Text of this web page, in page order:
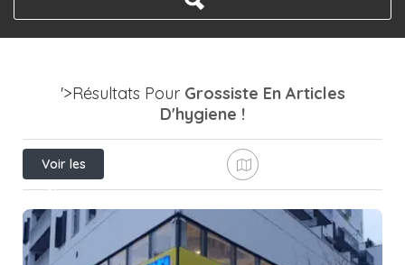
'>Résultats Pour Grossiste En Articles
D'hygiene !
Voir les
filtres